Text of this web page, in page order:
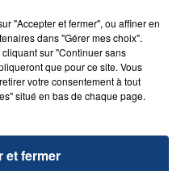
SE FAIRE
contre la clinique qui a
et présenté ses
"Accepter et fermer", ou affiner en
dans "Gérer mes choix".
sur "Continuer sans
que pour ce site. Vous
votre consentement à tout
situé en bas de chaque page.
et fermer